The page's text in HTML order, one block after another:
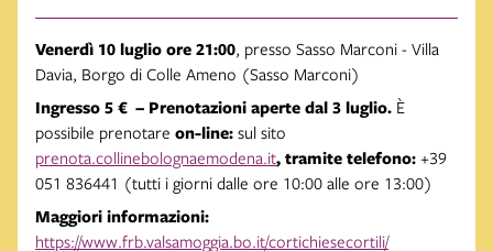
Venerdì 10 luglio ore 21:00, presso Sasso Marconi - Villa
Davia, Borgo di Colle Ameno (Sasso Marconi)
Ingresso 5 € – Prenotazioni aperte dal 3 luglio. È
possibile prenotare on-line: sul sito
prenota.collinebolognaemodena.it, tramite telefono: +39
051 836441 (tutti i giorni dalle ore 10:00 alle ore 13:00)
Maggiori informazioni:
https://www.frb.valsamoggia.bo.it/cortichiesecortili/